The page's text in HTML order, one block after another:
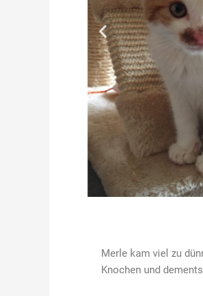
Merle kam viel zu
Knochen und